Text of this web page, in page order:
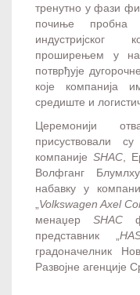
тренутно у фази
почиње пробна
проширењем у
потврђује
које компанија
средиште и
Церемонији
присуствовали
компаније SHAC ,
Волфганг
набавку у
Volkswagen Axel
менаџер SHAC
представник „
градоначелник
Развојне агенције